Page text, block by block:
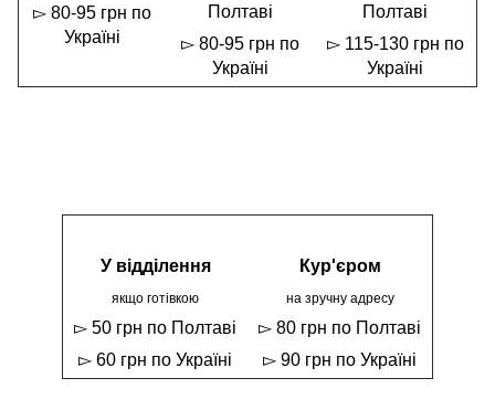
▻ 80-95 грн по
Україні
Полтаві
▻ 80-95 грн по
Україні
Полтаві
▻ 115-130 грн по
Україні
У відділення
якщо готівкою
▻ 50 грн по Полтаві
▻ 60 грн по Україні
Кур'єром
на зручну адресу
▻ 80 грн по Полтаві
▻ 90 грн по Україні